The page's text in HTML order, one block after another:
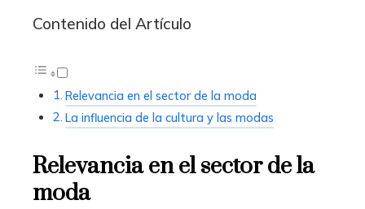
Contenido del Artículo
Relevancia en el sector de la moda
La influencia de la cultura y las modas
Relevancia en el sector de la
moda